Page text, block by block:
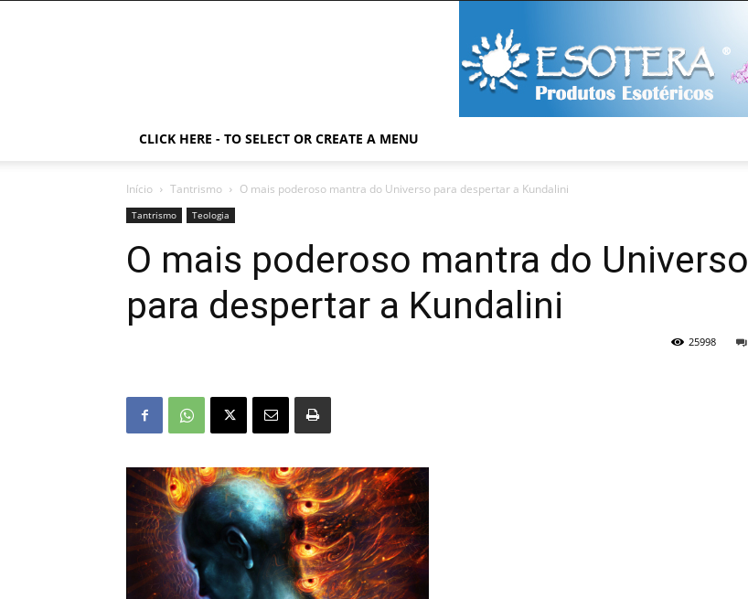
CLICK HERE - TO SELECT OR CREATE A MENU
Início Tantrismo O mais poderoso mantra do Universo para despertar a Kundalini
Tantrismo Teologia
O mais poderoso mantra do Universo
para despertar a Kundalini
25998